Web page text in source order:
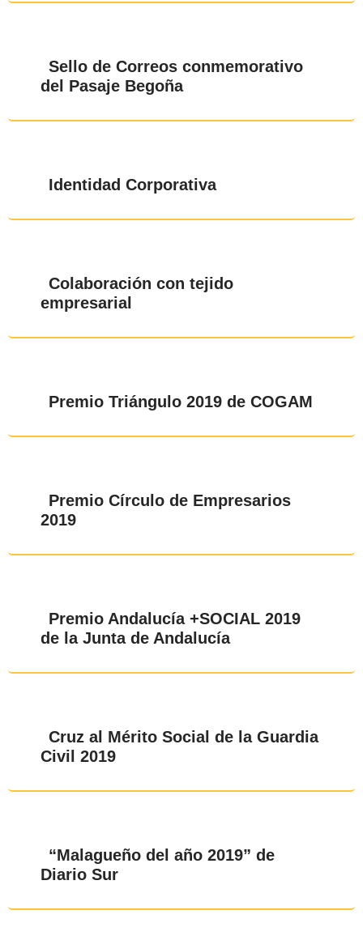
Sello de Correos conmemorativo
del Pasaje Begoña
Identidad Corporativa
Colaboración con tejido
empresarial
Premio Triángulo 2019 de COGAM
Premio Círculo de Empresarios
2019
Premio Andalucía +SOCIAL 2019
de la Junta de Andalucía
Cruz al Mérito Social de la Guardia
Civil 2019
“Malagueño del año 2019” de
Diario Sur